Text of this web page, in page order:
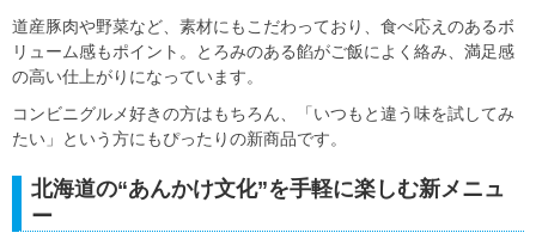
道産豚肉や野菜など、素材にもこだわっており、食べ応えのあるボ
リューム感もポイント。とろみのある餡がご飯によく絡み、満足感
の高い仕上がりになっています。
コンビニグルメ好きの方はもちろん、「いつもと違う味を試してみ
たい」という方にもぴったりの新商品です。
北海道の“あんかけ文化”を手軽に楽しむ新メニュ
ー